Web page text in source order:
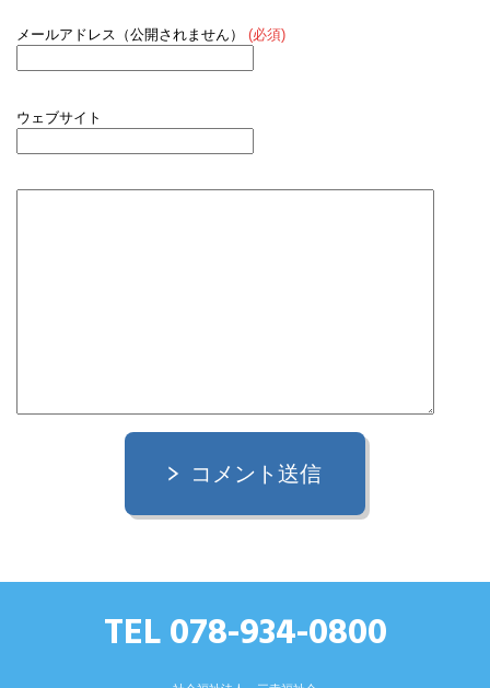
メールアドレス（公開されません） (必須)
ウェブサイト
コメント送信
TEL 078-934-0800